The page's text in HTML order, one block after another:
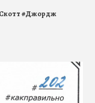
#Джордж